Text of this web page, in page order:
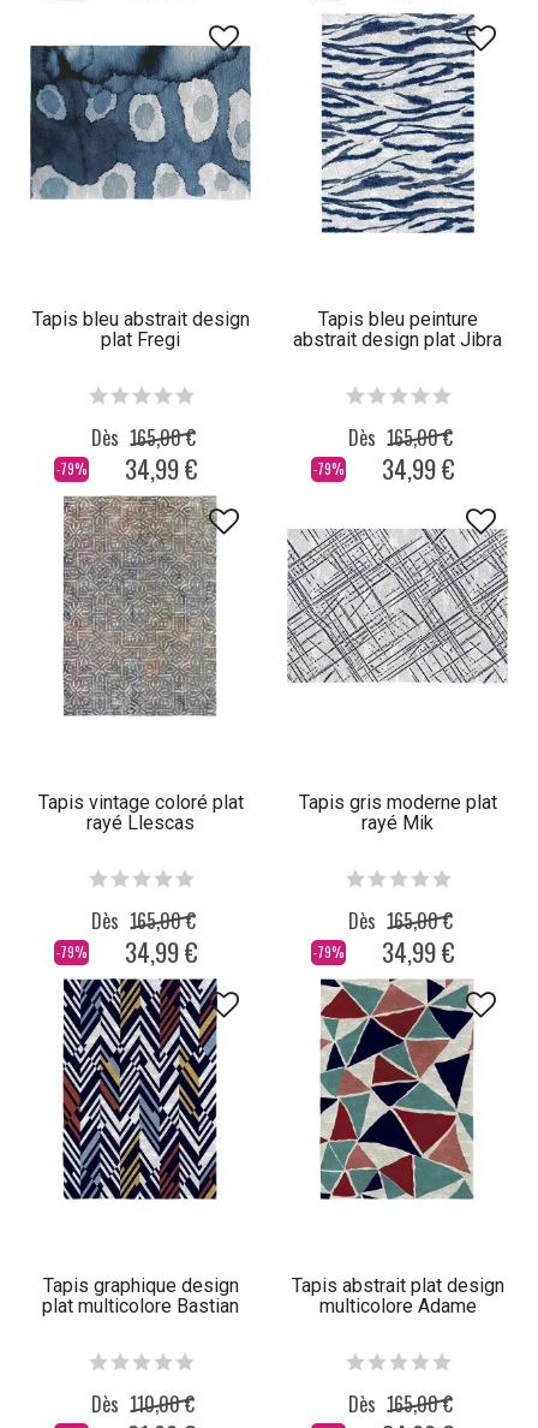
Tapis bleu abstrait design
plat Fregi
-79%
Dès 165,00 €
34,99 €
Tapis bleu peinture
abstrait design plat Jibra
-79%
Dès 165,00 €
34,99 €
Tapis vintage coloré plat
rayé Llescas
-79%
Dès 165,00 €
34,99 €
Tapis gris moderne plat
rayé Mik
-79%
Dès 165,00 €
34,99 €
Tapis graphique design
plat multicolore Bastian
Dès 110,00 €
Tapis abstrait plat design
multicolore Adame
Dès 165,00 €